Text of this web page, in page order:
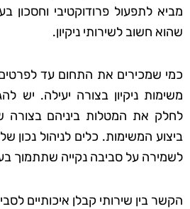
מביא לתפעול פרודוקטיבי וחסכון
שהוא חשוב לשירותי ניקיון.
כמי שמכירים את התחום עד
משימות ניקיון בצורה יעילה. יש
לחלק את המטלות ביניהם בצורה
ביצוע המשימות. כלים לניהול נכון
לשמירה על סביבה נקייה שתתמוך
הקשר בין שירותי קבלן איכותיים